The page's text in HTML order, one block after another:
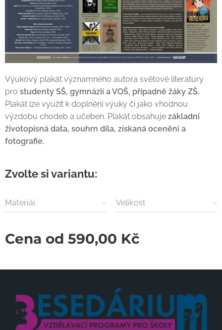
Výukový plakát významného autora světové literatury
pro studenty SŠ, gymnázií a VOŠ, případně žáky ZŠ.
Plakát lze využít k doplnění výuky či jako vhodnou
výzdobu chodeb a učeben. Plakát obsahuje základní
životopisná data, souhrn díla, získaná ocenění a
fotografie.
Zvolte si variantu:
Materiál Velikost
Cena od 590,00 Kč